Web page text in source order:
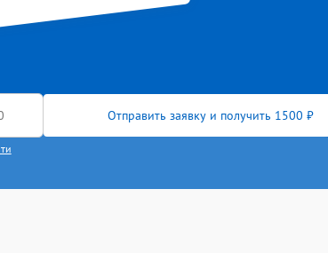
Отправить заявку и получить 1500 ₽